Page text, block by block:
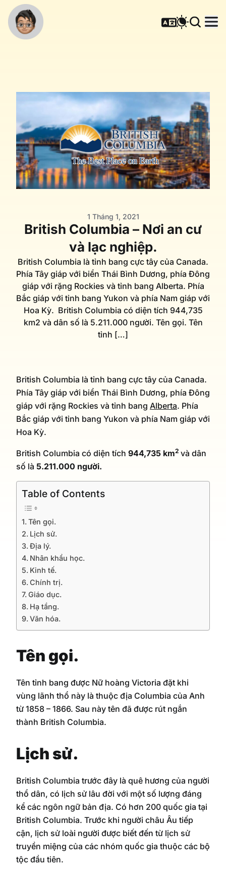
1 Tháng 1, 2021
British Columbia – Nơi an cư
và lạc nghiệp.
British Columbia là tỉnh bang cực tây của Canada.
Phía Tây giáp với biển Thái Bình Dương, phía Đông
giáp với rặng Rockies và tỉnh bang Alberta. Phía
Bắc giáp với tỉnh bang Yukon và phía Nam giáp với
Hoa Kỳ. British Columbia có diện tích 944,735
km2 và dân số là 5.211.000 người. Tên gọi. Tên
tỉnh […]
British Columbia là tỉnh bang cực tây của Canada.
Phía Tây giáp với biển Thái Bình Dương, phía Đông
giáp với rặng Rockies và tỉnh bang Alberta. Phía
Bắc giáp với tỉnh bang Yukon và phía Nam giáp với
Hoa Kỳ.
British Columbia có diện tích 944,735 km2 và dân
số là 5.211.000 người.
Table of Contents
Tên gọi.
Lịch sử.
Địa lý.
Nhân khẩu học.
Kinh tế.
Chính trị.
Giáo dục.
Hạ tầng.
Văn hóa.
Tên gọi.
Tên tỉnh bang được Nữ hoàng Victoria đặt khi
vùng lãnh thổ này là thuộc địa Columbia của Anh
từ 1858 – 1866. Sau này tên đã được rút ngắn
thành British Columbia.
Lịch sử.
British Columbia trước đây là quê hương của người
thổ dân, có lịch sử lâu đời với một số lượng đáng
kể các ngôn ngữ bản địa. Có hơn 200 quốc gia tại
British Columbia. Trước khi người châu Âu tiếp
cận, lịch sử loài người được biết đến từ lịch sử
truyền miệng của các nhóm quốc gia thuộc các bộ
tộc đầu tiên.